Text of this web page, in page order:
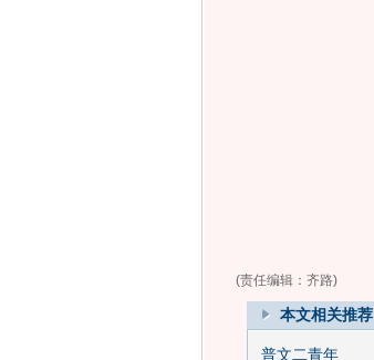
(责任编辑：齐路)
本文相关推荐
普文二青年